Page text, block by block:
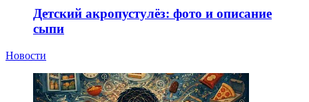
Детский акропустулёз: фото и описание
сыпи
Новости